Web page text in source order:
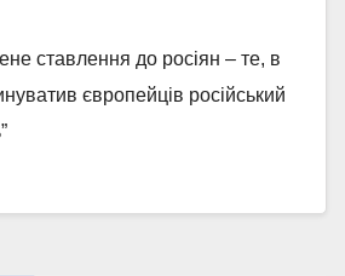
ставлення до росіян – те, в
європейців російський